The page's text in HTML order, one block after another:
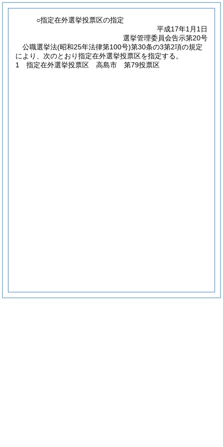
○指定在外選挙投票区の指定
平成17年1月1日
選挙管理委員会告示第20号
公職選挙法(昭和25年法律第100号)第30条の3第2項の規定
により、次のとおり指定在外選挙投票区を指定する。
1 指定在外選挙投票区 高島市 第79投票区